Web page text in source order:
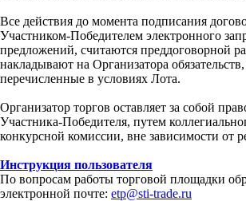
Все действия до момента подписания
Участником-Победителем электронного
предложений, считаются преддоговорной
накладывают на Организатора
перечисленные в условиях Лота.
Организатор торгов оставляет за собой
Участника-Победителя, путем
конкурсной комиссии, вне зависимости от
Инструкция пользователя
По вопросам работы торговой площадки
электронной почте: etp@sti-trade.ru